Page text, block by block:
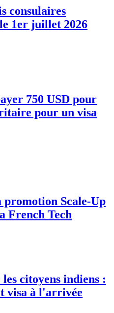
consulaires
1er juillet 2026
750 USD pour
pour un visa
Scale-Up
French Tech
citoyens indiens :
visa à l'arrivée